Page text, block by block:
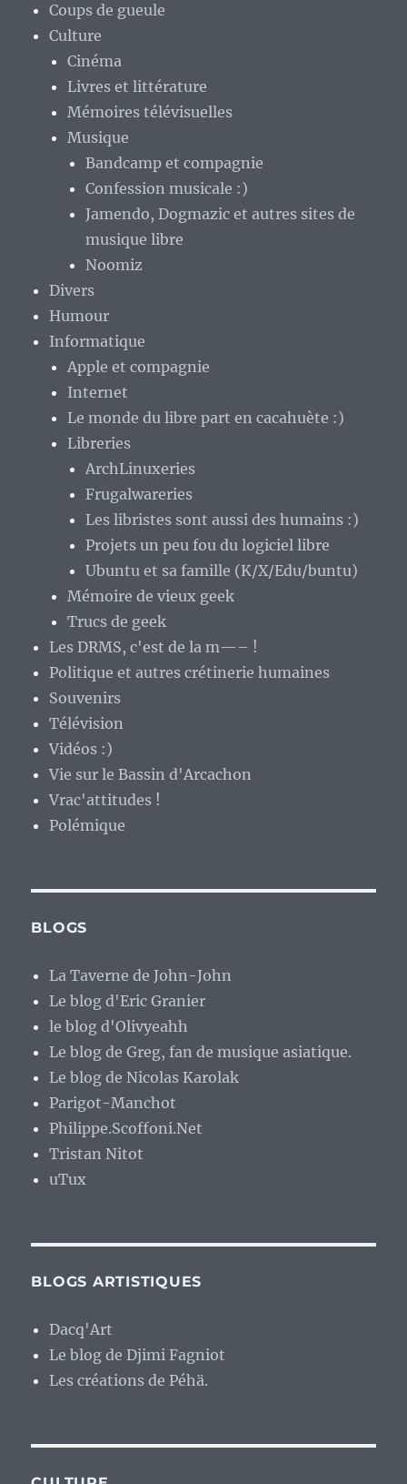
Coups de gueule
Culture
Cinéma
Livres et littérature
Mémoires télévisuelles
Musique
Bandcamp et compagnie
Confession musicale :)
Jamendo, Dogmazic et autres sites de
musique libre
Noomiz
Divers
Humour
Informatique
Apple et compagnie
Internet
Le monde du libre part en cacahuète :)
Libreries
ArchLinuxeries
Frugalwareries
Les libristes sont aussi des humains :)
Projets un peu fou du logiciel libre
Ubuntu et sa famille (K/X/Edu/buntu)
Mémoire de vieux geek
Trucs de geek
Les DRMS, c'est de la m—– !
Politique et autres crétinerie humaines
Souvenirs
Télévision
Vidéos :)
Vie sur le Bassin d'Arcachon
Vrac'attitudes !
Polémique
BLOGS
La Taverne de John-John
Le blog d'Eric Granier
le blog d'Olivyeahh
Le blog de Greg, fan de musique asiatique.
Le blog de Nicolas Karolak
Parigot-Manchot
Philippe.Scoffoni.Net
Tristan Nitot
uTux
BLOGS ARTISTIQUES
Dacq'Art
Le blog de Djimi Fagniot
Les créations de Péhä.